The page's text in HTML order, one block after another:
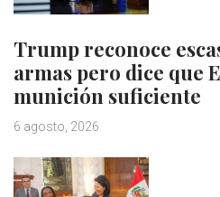
Trump reconoce
armas pero dice que
munición suficiente
6 agosto, 2026